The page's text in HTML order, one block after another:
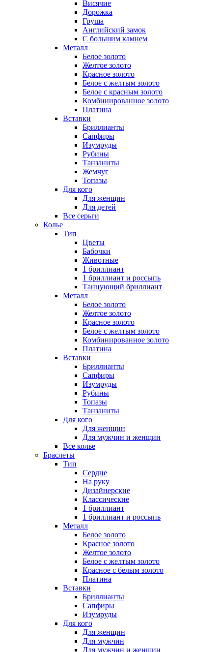
Висячие
Дорожка
Груша
Английский замок
С большим камнем
Металл
Белое золото
Желтое золото
Красное золото
Белое с желтым золото
Белое с красным золото
Комбинированное золото
Платина
Вставки
Бриллианты
Сапфиры
Изумруды
Рубины
Танзаниты
Жемчуг
Топазы
Для кого
Для женщин
Для детей
Все серьги
Колье
Тип
Цветы
Бабочки
Животные
1 бриллиант
1 бриллиант и россыпь
Танцующий бриллиант
Металл
Белое золото
Желтое золото
Красное золото
Белое с желтым золото
Комбинированное золото
Платина
Вставки
Бриллианты
Сапфиры
Изумруды
Рубины
Топазы
Танзаниты
Для кого
Для женщин
Для мужчин и женщин
Все колье
Браслеты
Тип
Сердце
На руку
Дизайнерские
Классические
1 бриллиант
1 бриллиант и россыпь
Металл
Белое золото
Красное золото
Желтое золото
Белое с желтым золото
Красное с белым золото
Платина
Вставки
Бриллианты
Сапфиры
Изумруды
Для кого
Для женщин
Для мужчин
Для мужчин и женщин